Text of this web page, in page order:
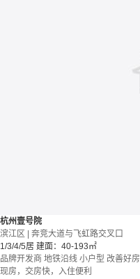
杭州壹号院
滨江区 | 奔竞大道与飞虹路交叉口
1/3/4/5居 建面：40-193㎡
品牌开发商 地铁沿线 小户型 改善好房
现房，交房快，入住便利